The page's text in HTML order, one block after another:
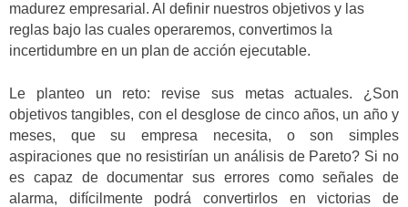
madurez empresarial. Al definir nuestros objetivos y las
reglas bajo las cuales operaremos, convertimos la
incertidumbre en un plan de acción ejecutable.
Le planteo un reto: revise sus metas actuales. ¿Son
objetivos tangibles, con el desglose de cinco años, un año y
meses, que su empresa necesita, o son simples
aspiraciones que no resistirían un análisis de Pareto? Si no
es capaz de documentar sus errores como señales de
alarma, difícilmente podrá convertirlos en victorias de